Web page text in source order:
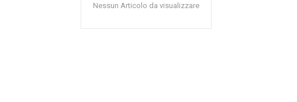
Nessun Articolo da visualizzare